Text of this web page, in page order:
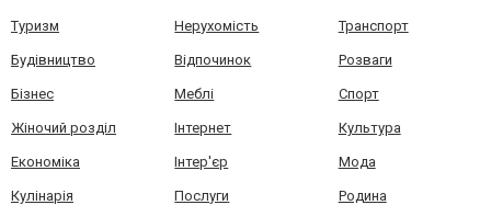
Туризм Нерухомість Транспорт
Будівництво Відпочинок Розваги
Бізнес Меблі Спорт
Жіночий розділ Інтернет Культура
Економіка Інтер'єр Мода
Кулінарія Послуги Родина